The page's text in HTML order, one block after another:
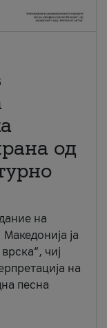
од
на
ја
чиј
на
песна